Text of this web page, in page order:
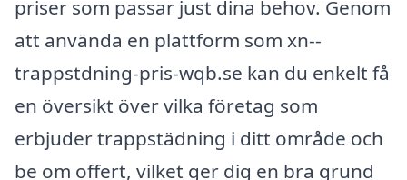
priser som passar just dina behov. Genom
att använda en plattform som xn--
trappstdning-pris-wqb.se kan du enkelt få
en översikt över vilka företag som
erbjuder trappstädning i ditt område och
be om offert, vilket ger dig en bra grund